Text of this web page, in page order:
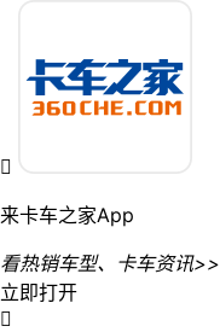

来卡车之家App
看热销车型、卡车资讯>>
立即打开
